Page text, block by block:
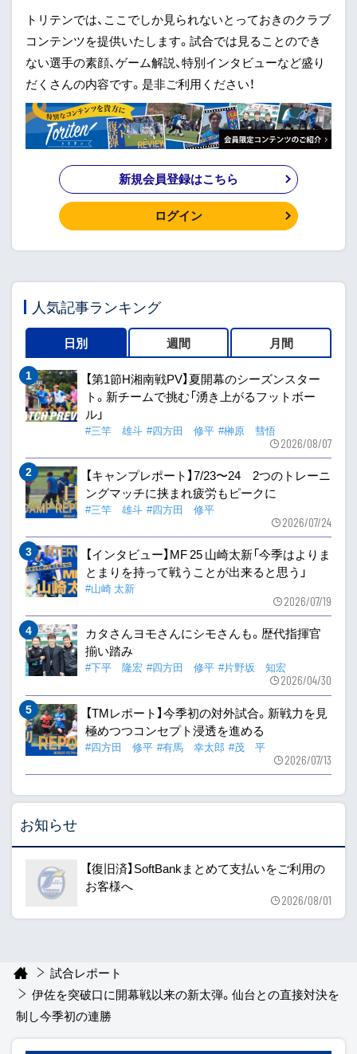
トリテンでは、ここでしか見られないとっておきのクラブ
コンテンツを提供いたします。試合では見ることのでき
ない選手の素顔、ゲーム解説、特別インタビューなど盛り
だくさんの内容です。是非ご利用ください！
新規会員登録はこちら
ログイン
人気記事ランキング
日別 週間 月間
【第1節H湘南戦PV】夏開幕のシーズンスター
ト。新チームで挑む「湧き上がるフットボー
ル」
#三竿 雄斗 #四方田 修平 #榊原 彗悟
2026/08/07
【キャンプレポート】7/23〜24 2つのトレーニ
ングマッチに挟まれ疲労もピークに
#三竿 雄斗 #四方田 修平
2026/07/24
【インタビュー】MF 25 山崎太新「今季はよりま
とまりを持って戦うことが出来ると思う」
#山崎 太新
2026/07/19
カタさんヨモさんにシモさんも。歴代指揮官
揃い踏み
#下平 隆宏 #四方田 修平 #片野坂 知宏
2026/04/30
【TMレポート】今季初の対外試合。新戦力を見
極めつつコンセプト浸透を進める
#四方田 修平 #有馬 幸太郎 #茂 平
2026/07/13
お知らせ
【復旧済】SoftBankまとめて支払いをご利用の
お客様へ
2026/08/01
試合レポート
伊佐を突破口に開幕戦以来の新太弾。仙台との直接対決を
制し今季初の連勝